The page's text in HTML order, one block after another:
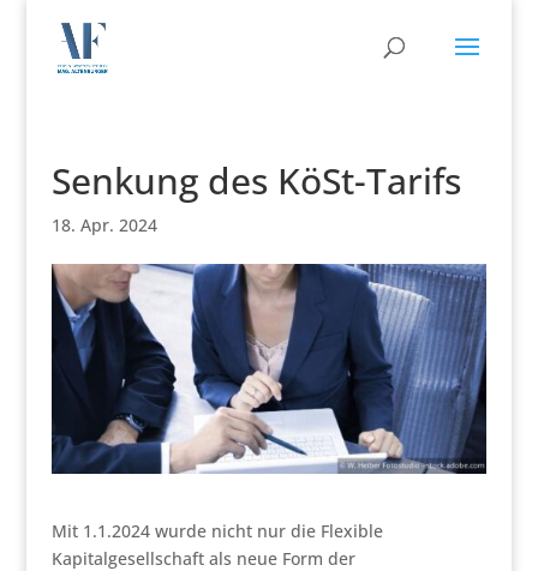
Senkung des KöSt-Tarifs
18. Apr. 2024
Mit 1.1.2024 wurde nicht nur die Flexible
Kapitalgesellschaft als neue Form der